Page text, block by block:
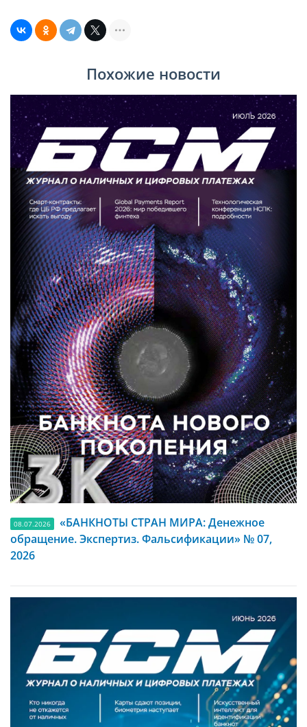
Похожие новости
08.07.2026
«БАНКНОТЫ СТРАН МИРА: Денежное
обращение. Экспертиз. Фальсификации» № 07,
2026